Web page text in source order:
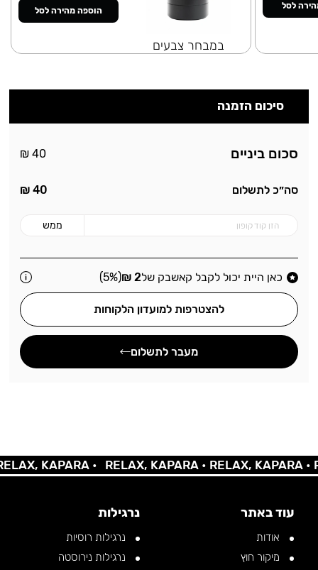
לסל
במבחר צבעים
הוספה מהירה לסל
סיכום הזמנה
סכום ביניים 40 ₪
סה״כ לתשלום 40
₪
ממש
כאן היית יכול לקבל קאשבק של2 ₪
(5%)
להצטרפות למועדון הלקוחות
מעבר לתשלום
KAPARA • RELAX, KAPARA • RELAX, KAPARA •
עוד באתר
אודות
מיקור חוץ
נרגילות
נרגילות רוסיות
נרגילות נירוסטה